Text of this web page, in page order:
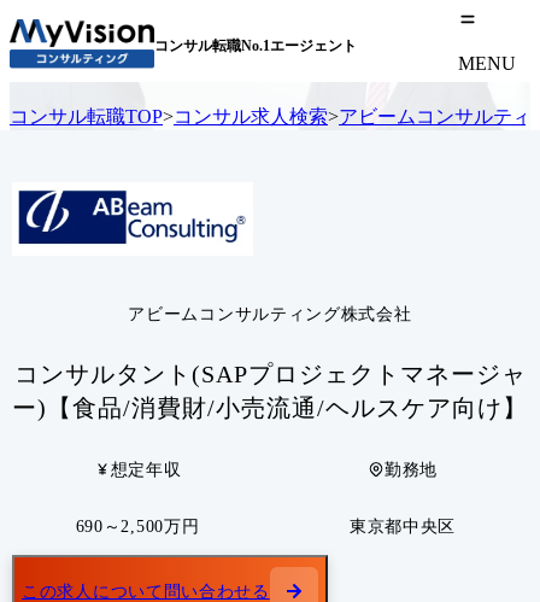
コンサル転職No.1エージェント
MENU
コンサル転職TOP>コンサル求人検索>アビームコンサルティ
アビームコンサルティング株式会社
コンサルタント(SAPプロジェクトマネージャ
ー)【食品/消費財/小売流通/ヘルスケア向け】
想定年収
690～2,500万円
勤務地
東京都中央区
この求人について問い合わせる